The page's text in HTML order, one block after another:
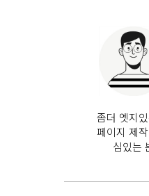
좀더 엣지
페이지 제
심있는